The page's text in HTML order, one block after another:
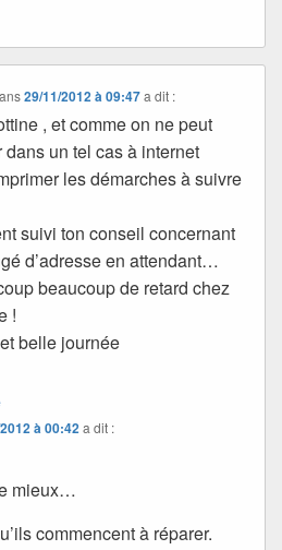
29/11/2012 à 09:47 a dit :
, et comme on ne peut
un tel cas à internet
les démarches à suivre
suivi ton conseil concernant
d’adresse en attendant…
beaucoup de retard chez
!
belle journée
à 00:42a dit :
mieux…
commencent à réparer.